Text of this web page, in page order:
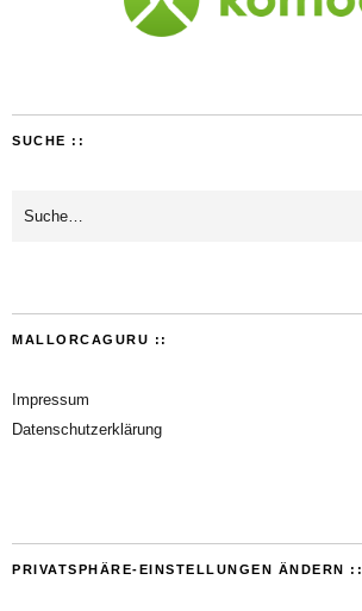
SUCHE ::
MALLORCAGURU ::
Impressum
Datenschutzerklärung
PRIVATSPHÄRE-EINSTELLUNGEN ÄNDERN ::